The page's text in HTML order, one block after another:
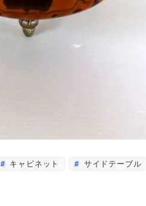
キャビネット サイドテーブル